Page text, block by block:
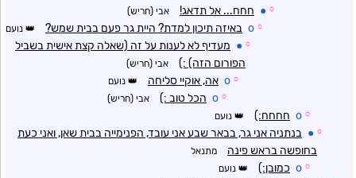
☼
● חחח... אל תדאג! אבי (חריש)
☼
o באיזה תיכון למדת? היית גר פעם בבית שמש? נועם
☼
● מעדיף לא לענות על זה (שאלה קצת אישית בשביל
הפורום הזה) :)
אבי (חריש)
☼
o אה, אוקיי סליחה נועם
☼
o הכל טוב :) אבי (חריש)
☼
o חחחח:) נועם
☼
● בנתניה אני גר, בבאר שבע אני עובד, הפנימייה בבית שאן, ואני כעת
בחופשה בראש פינה
מתנאל
☼
o כמובן:) נועם